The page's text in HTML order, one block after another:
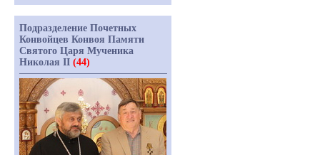
Подразделение Почетных
Конвойцев Конвоя Памяти
Святого Царя Мученика
Николая II (44)